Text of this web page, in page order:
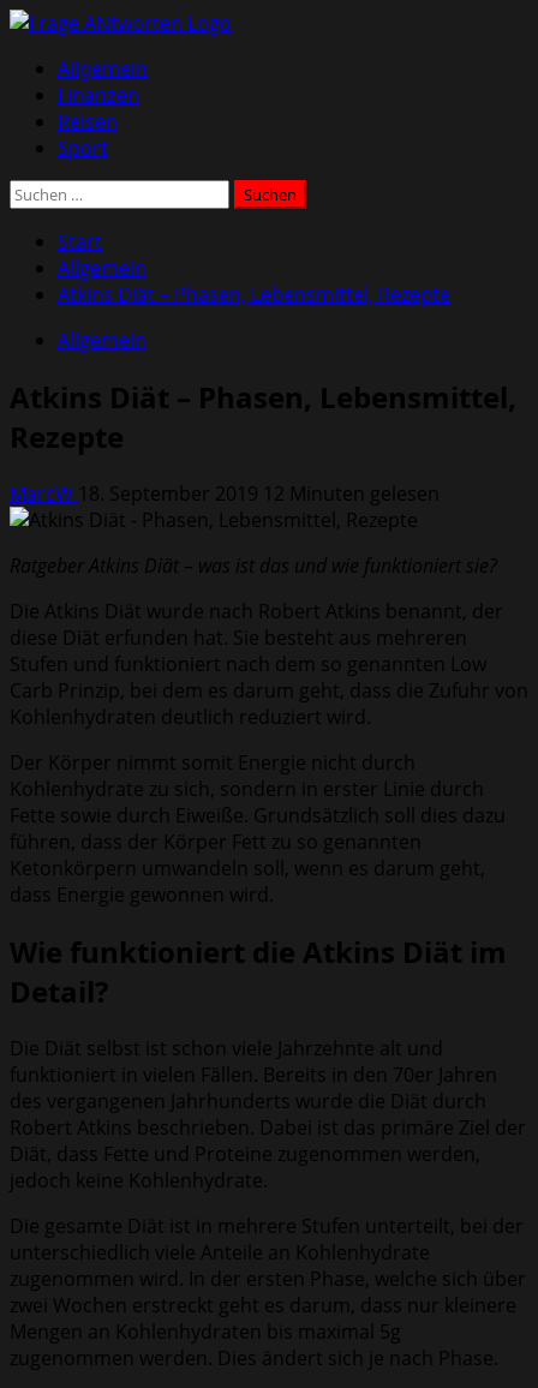
Zum
springen
Primäres
Menü
Allgemein
Finanzen
Reisen
Sport
Suchen
Start
Allgemein
Atkins Diät – Phasen, Lebensmittel, Rezepte
Allgemein
Atkins Diät – Phasen, Lebensmittel,
Rezepte
MarcW 18. September 2019 12 Minuten gelesen
Ratgeber Atkins Diät – was ist das und wie funktioniert sie?
Die Atkins Diät wurde nach Robert Atkins benannt, der
diese Diät erfunden hat. Sie besteht aus mehreren
Stufen und funktioniert nach dem so genannten Low
Carb Prinzip, bei dem es darum geht, dass die Zufuhr von
Kohlenhydraten deutlich reduziert wird.
Der Körper nimmt somit Energie nicht durch
Kohlenhydrate zu sich, sondern in erster Linie durch
Fette sowie durch Eiweiße. Grundsätzlich soll dies dazu
führen, dass der Körper Fett zu so genannten
Ketonkörpern umwandeln soll, wenn es darum geht,
dass Energie gewonnen wird.
Wie funktioniert die Atkins Diät im
Detail?
Die Diät selbst ist schon viele Jahrzehnte alt und
funktioniert in vielen Fällen. Bereits in den 70er Jahren
des vergangenen Jahrhunderts wurde die Diät durch
Robert Atkins beschrieben. Dabei ist das primäre Ziel der
Diät, dass Fette und Proteine zugenommen werden,
jedoch keine Kohlenhydrate.
Die gesamte Diät ist in mehrere Stufen unterteilt, bei der
unterschiedlich viele Anteile an Kohlenhydrate
zugenommen wird. In der ersten Phase, welche sich über
zwei Wochen erstreckt geht es darum, dass nur kleinere
Mengen an Kohlenhydraten bis maximal 5g
zugenommen werden. Dies ändert sich je nach Phase.